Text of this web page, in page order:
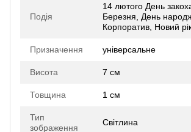
Подія
14 лютого День
Березня, День
Корпоратив, Новий
Призначення універсальне
Висота 7 см
Товщина 1 см
Тип
зображення
Світлина